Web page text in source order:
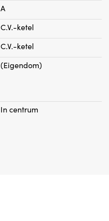
A
C.V.-ketel
C.V.-ketel
(Eigendom)
In centrum